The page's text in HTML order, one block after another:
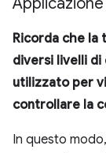
Ricorda che la
diversi livelli di
utilizzato per
controllare la
In questo